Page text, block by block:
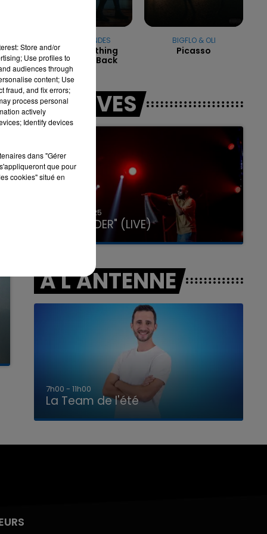
7h00 - 11h00
LA TEAM DE L'ÉTÉ
SHAWN MENDES
There's Nothing
Holdin' Me Back
BIGFLO & OLI
Picasso
LES LIVES
31 janvier 2025
GIMS "SPIDER" (LIVE)
A L'ANTENNE
7h00 - 11h00
La Team de l'été
Store and/or
Use profiles to
audiences through
content; Use
fraud, and fix errors;
process personal
actively
Identify devices
dans "Gérer
que pour
cookies" situé en